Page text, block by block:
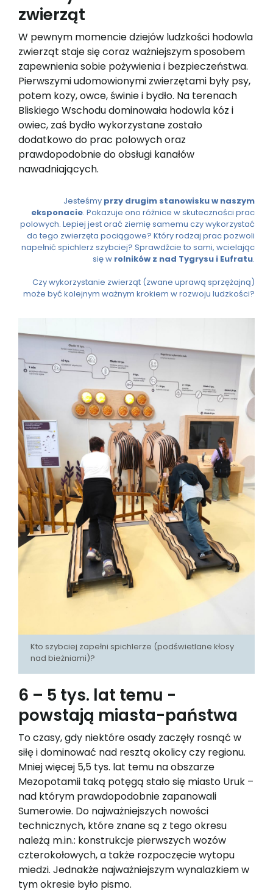
zwierząt
W pewnym momencie dziejów ludzkości hodowla
zwierząt staje się coraz ważniejszym sposobem
zapewnienia sobie pożywienia i bezpieczeństwa.
Pierwszymi udomowionymi zwierzętami były psy,
potem kozy, owce, świnie i bydło. Na terenach
Bliskiego Wschodu dominowała hodowla kóz i
owiec, zaś bydło wykorzystane zostało
dodatkowo do prac polowych oraz
prawdopodobnie do obsługi kanałów
nawadniających.
Jesteśmy przy drugim stanowisku w naszym
eksponacie. Pokazuje ono różnice w skuteczności prac
polowych. Lepiej jest orać ziemię samemu czy wykorzystać
do tego zwierzęta pociągowe? Który rodzaj prac pozwoli
napełnić spichlerz szybciej? Sprawdźcie to sami, wcielając
się w rolników z nad Tygrysu i Eufratu.
Czy wykorzystanie zwierząt (zwane uprawą sprzężajną)
może być kolejnym ważnym krokiem w rozwoju ludzkości?
Kto szybciej zapełni spichlerze (podświetlane kłosy
nad bieżniami)?
6 – 5 tys. lat temu -
powstają miasta-państwa
To czasy, gdy niektóre osady zaczęły rosnąć w
siłę i dominować nad resztą okolicy czy regionu.
Mniej więcej 5,5 tys. lat temu na obszarze
Mezopotamii taką potęgą stało się miasto Uruk –
nad którym prawdopodobnie zapanowali
Sumerowie. Do najważniejszych nowości
technicznych, które znane są z tego okresu
należą m.in.: konstrukcje pierwszych wozów
czterokołowych, a także rozpoczęcie wytopu
miedzi. Jednakże najważniejszym wynalazkiem w
tym okresie było pismo.